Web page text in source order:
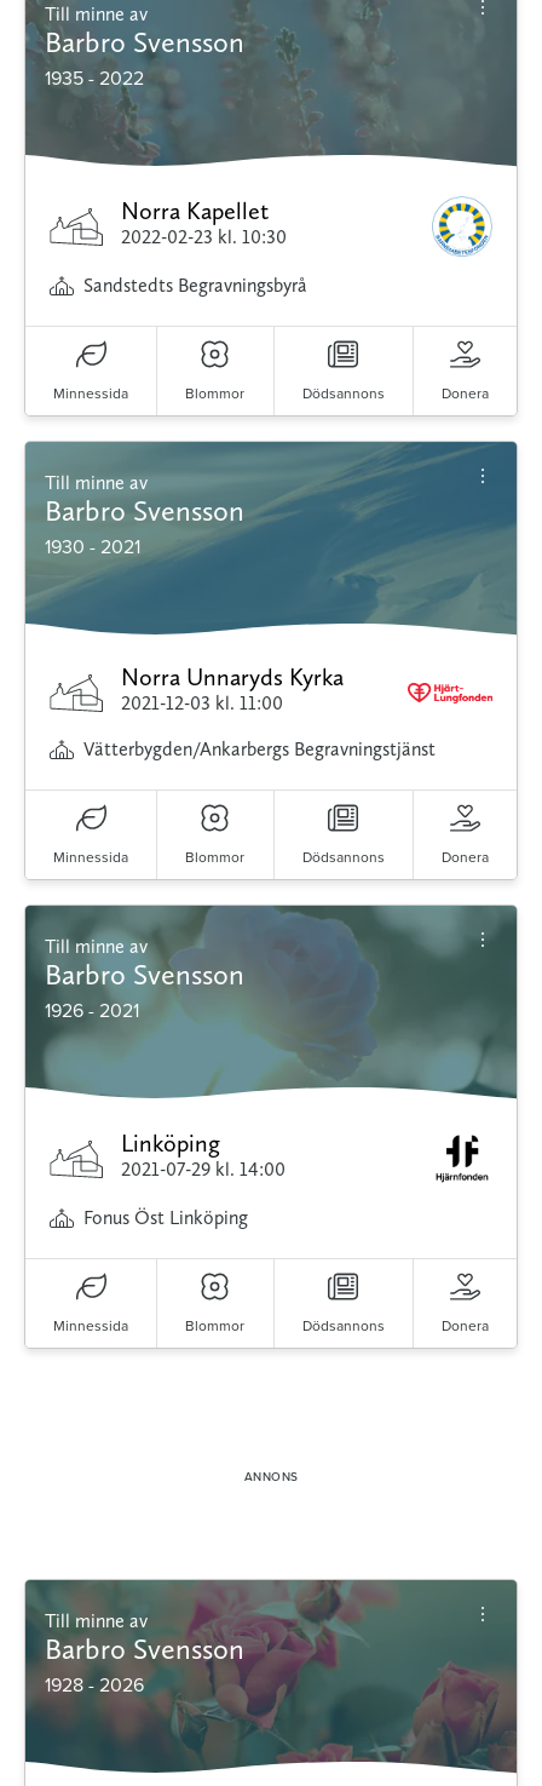
Till minne av
Barbro Svensson
1935 - 2022
Norra Kapellet
2022-02-23 kl. 10:30
Sandstedts Begravningsbyrå
Minnessida Blommor Dödsannons Donera
Till minne av
Barbro Svensson
1930 - 2021
Norra Unnaryds Kyrka
2021-12-03 kl. 11:00
Vätterbygden/Ankarbergs Begravningstjänst
Minnessida Blommor Dödsannons Donera
Till minne av
Barbro Svensson
1926 - 2021
Linköping
2021-07-29 kl. 14:00
Fonus Öst Linköping
Minnessida Blommor Dödsannons Donera
Till minne av
Barbro Svensson
1928 - 2026